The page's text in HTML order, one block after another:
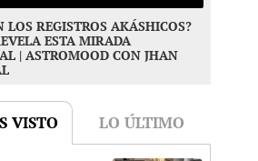
LOS REGISTROS AKÁSHICOS?
ESTA MIRADA
| ASTROMOOD CON JHAN
VISTO LO ÚLTIMO